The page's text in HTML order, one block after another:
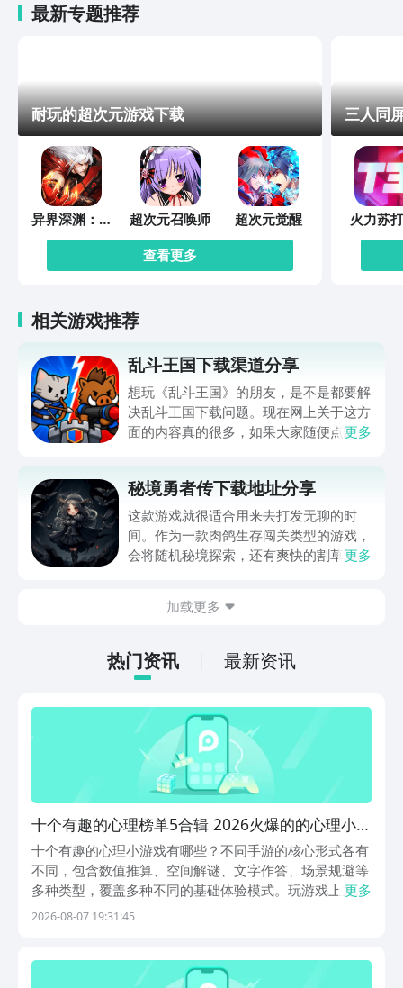
最新专题推荐
耐玩的超次元游戏下载
异界深渊：觉
醒
超次元召唤师
超次元觉醒
查看更多
三人同
火力苏
相关游戏推荐
乱斗王国下载渠道分享
想玩《乱斗王国》的朋友，是不是都要解
决乱斗王国下载问题。现在网上关于这方
面的内容真的很多，如果大家随便点击陌
app进行下载会更加方便，九游是手游福
利最多的游戏平台，在这里不仅能够看到
游戏资源，还能及时查看后续的消息、活
动内容等相关信息。
更多
秘境勇者传下载地址分享
这款游戏就很适合用来去打发无聊的时
间。作为一款肉鸽生存闯关类型的游戏，
会将随机秘境探索，还有爽快的割草闯关
接就可以下载。游戏的上手门槛还是比较
打发无聊的时间，可玩性真的比较高。
更多
加载更多
热门资讯 最新资讯
十个有趣的心理榜单5合辑 2026火爆的的心理小游
戏before_1
十个有趣的心理小游戏有哪些？不同手游的核心形式各有
不同，包含数值推算、空间解谜、文字作答、场景规避等
多种类型，覆盖多种不同的基础体验模式。玩游戏上九
游，九游是手游福利最多的游戏平台，它属于阿里巴巴灵
力...
更多
2026-08-07 19:31:45